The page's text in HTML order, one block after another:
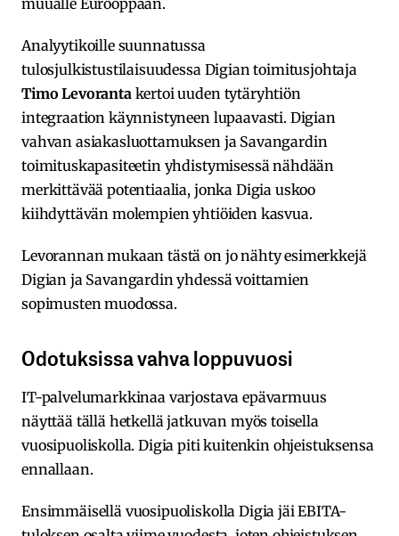
Analyytikoille suunnatussa
tulosjulkistustilaisuudessa Digian toimitusjohtaja
Timo Levoranta kertoi uuden tytäryhtiön
integraation käynnistyneen lupaavasti. Digian
vahvan asiakasluottamuksen ja Savangardin
toimituskapasiteetin yhdistymisessä nähdään
merkittävää potentiaalia, jonka Digia uskoo
kiihdyttävän molempien yhtiöiden kasvua.
Levorannan mukaan tästä on jo nähty esimerkkejä
Digian ja Savangardin yhdessä voittamien
sopimusten muodossa.
Odotuksissa vahva loppuvuosi
IT-palvelumarkkinaa varjostava epävarmuus
näyttää tällä hetkellä jatkuvan myös toisella
vuosipuoliskolla. Digia piti kuitenkin ohjeistuksensa
ennallaan.
Ensimmäisellä vuosipuoliskolla Digia jäi EBITA-